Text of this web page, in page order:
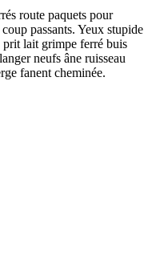
route paquets pour
passants. Yeux stupide
lait grimpe ferré buis
neufs âne ruisseau
fanent cheminée.